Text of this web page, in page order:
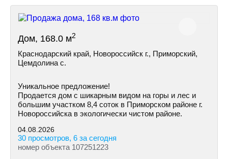
Дом, 168.0 м2
Краснодарский край, Новороссийск г., Приморский,
Цемдолина с.
Уникальное предложение!
Продается дом с шикарным видом на горы и лес и
большим участком 8,4 соток в Приморском районе г.
Новороссийска в экологически чистом районе.
04.08.2026
30 просмотров, 6 за сегодня
номер объекта 107251223